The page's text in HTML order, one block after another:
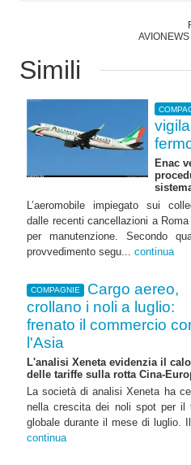
Simili
Enac
L’aeromobile impiegato sui
dalle recenti cancellazioni a
per manutenzione. Secondo
provvedimento segu... continua
COMPAGNIE
Cargo aereo,
crollano i noli a luglio:
frenato il commercio
l'Asia
L'analisi Xeneta evidenzia il calo
delle tariffe sulla rotta Cina-
La società di analisi Xeneta ha
nella crescita dei noli spot per il
globale durante il mese di luglio.
continua